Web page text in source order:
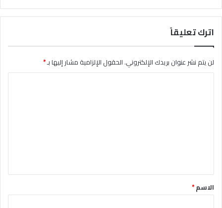
اترك تعليقاً
لن يتم نشر عنوان بريدك الإلكتروني.الحقول الإلزامية مشار إليها بـ*
*الاسم*